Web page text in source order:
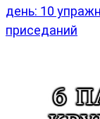
день: 10
приседаний